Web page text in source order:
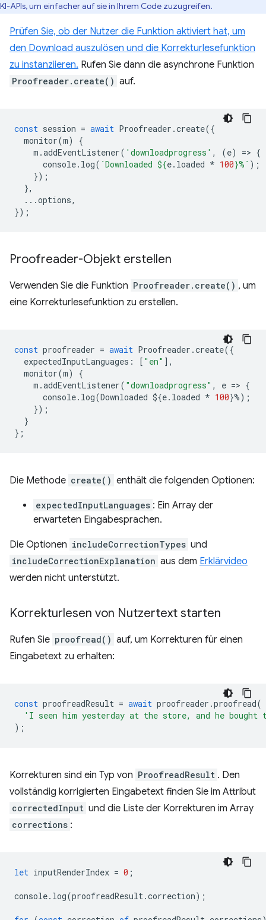
KI-APIs, um einfacher auf sie in Ihrem Code zuzugreifen.
Prüfen Sie, ob der Nutzer die Funktion aktiviert hat, um
den Download auszulösen und die Korrekturlesefunktion
zu instanziieren. Rufen Sie dann die asynchrone Funktion
Proofreader.create() auf.
const session = await Proofreader .create({
monitor(m)
{
m .addEventListener( 'downloadprogress' , (e) => {
console. log( `Downloaded ${e. loaded * 100}%` );
});
},
...options,
});
Proofreader-Objekt erstellen
Verwenden Sie die Funktion Proofreader.create() , um
eine Korrekturlesefunktion zu erstellen.
const proofreader = await Proofreader .create({
expectedInputLanguages : [ "en" ],
monitor(m)
{
m .addEventListener( "downloadprogress" , e => {
console. log(Downloaded ${e. loaded * 100}%);
});
}
};
Die Methode create() enthält die folgenden Optionen:
expectedInputLanguages : Ein Array der
erwarteten Eingabesprachen.
Die Optionen includeCorrectionTypes und
includeCorrectionExplanation aus dem Erklärvideo
werden nicht unterstützt.
Korrekturlesen von Nutzertext starten
Rufen Sie proofread() auf, um Korrekturen für einen
Eingabetext zu erhalten:
const proofreadResult = await proofreader .proofread(
'I seen him yesterday at the store, and he
);
Korrekturen sind ein Typ von ProofreadResult . Den
vollständig korrigierten Eingabetext finden Sie im Attribut
correctedInput und die Liste der Korrekturen im Array
corrections :
let inputRenderIndex = 0 ;
console. log(proofreadResult.correction);